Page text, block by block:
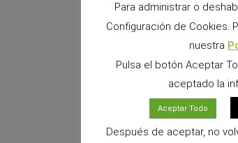
Para administrar o
Configuración de Cookies.
nuestra
Pulsa el botón Aceptar
aceptado la
Aceptar Todo
Después de aceptar, no